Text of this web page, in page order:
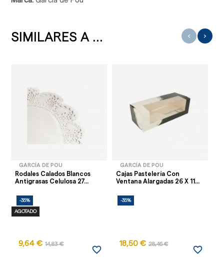
SIMILARES A ...
GARCÍA DE POU
Rodales Calados Blancos
Antigrasas Celulosa 27...
-35%
AGOTADO
9,64 € 14,83 €
favorite_border
GARCÍA DE POU
Cajas Pastelería Con
Ventana Alargadas 26 X 11...
-35%
18,50 € 28,46 €
favorite_border
‹ ›